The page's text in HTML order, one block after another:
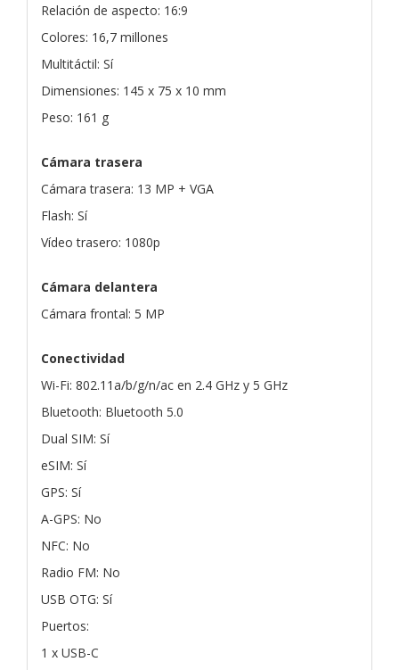
Relación de aspecto: 16:9
Colores: 16,7 millones
Multitáctil: Sí
Dimensiones: 145 x 75 x 10 mm
Peso: 161 g
Cámara trasera
Cámara trasera: 13 MP + VGA
Flash: Sí
Vídeo trasero: 1080p
Cámara delantera
Cámara frontal: 5 MP
Conectividad
Wi-Fi: 802.11a/b/g/n/ac en 2.4 GHz y 5 GHz
Bluetooth: Bluetooth 5.0
Dual SIM: Sí
eSIM: Sí
GPS: Sí
A-GPS: No
NFC: No
Radio FM: No
USB OTG: Sí
Puertos:
1 x USB-C